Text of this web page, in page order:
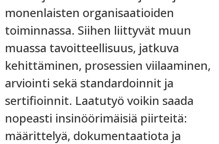
monenlaisten organisaatioiden
toiminnassa. Siihen liittyvät muun
muassa tavoitteellisuus, jatkuva
kehittäminen, prosessien viilaaminen,
arviointi sekä standardoinnit ja
sertifioinnit. Laatutyö voikin saada
nopeasti insinöörimäisiä piirteitä:
määrittelyä, dokumentaatiota ja